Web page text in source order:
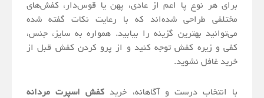
برای هر نوع پا اعم از عادی، پهن یا قوس‌دار، کفش‌های
مختلفی طراحی شده‌اند که با رعایت نکات گفته شده
می‌توانید بهترین گزینه را بیابید. همواره به سایز، جنس،
کفی و زیره کفش توجه کنید و از پرو کردن کفش قبل از
خرید غافل نشوید.
با انتخاب درست و آگاهانه، خرید کفش اسپرت مردانه